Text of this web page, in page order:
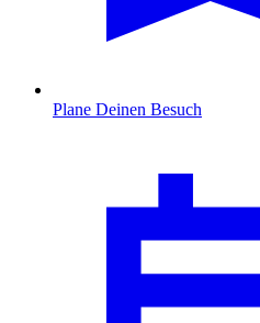
Plane Deinen Besuch